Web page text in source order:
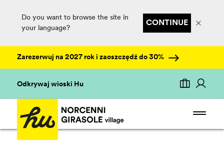
Do you want to browse the site in
your language?
CONTINUE
Zarezerwuj na 2027 rok i zaoszczędź do 30%
Odkrywaj wioski Hu